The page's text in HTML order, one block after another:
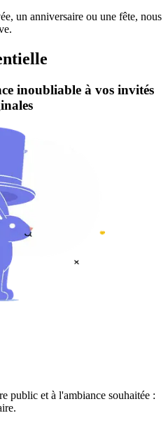
un anniversaire ou une fête, nous
inoubliable à vos invités
public et à l'ambiance souhaitée :